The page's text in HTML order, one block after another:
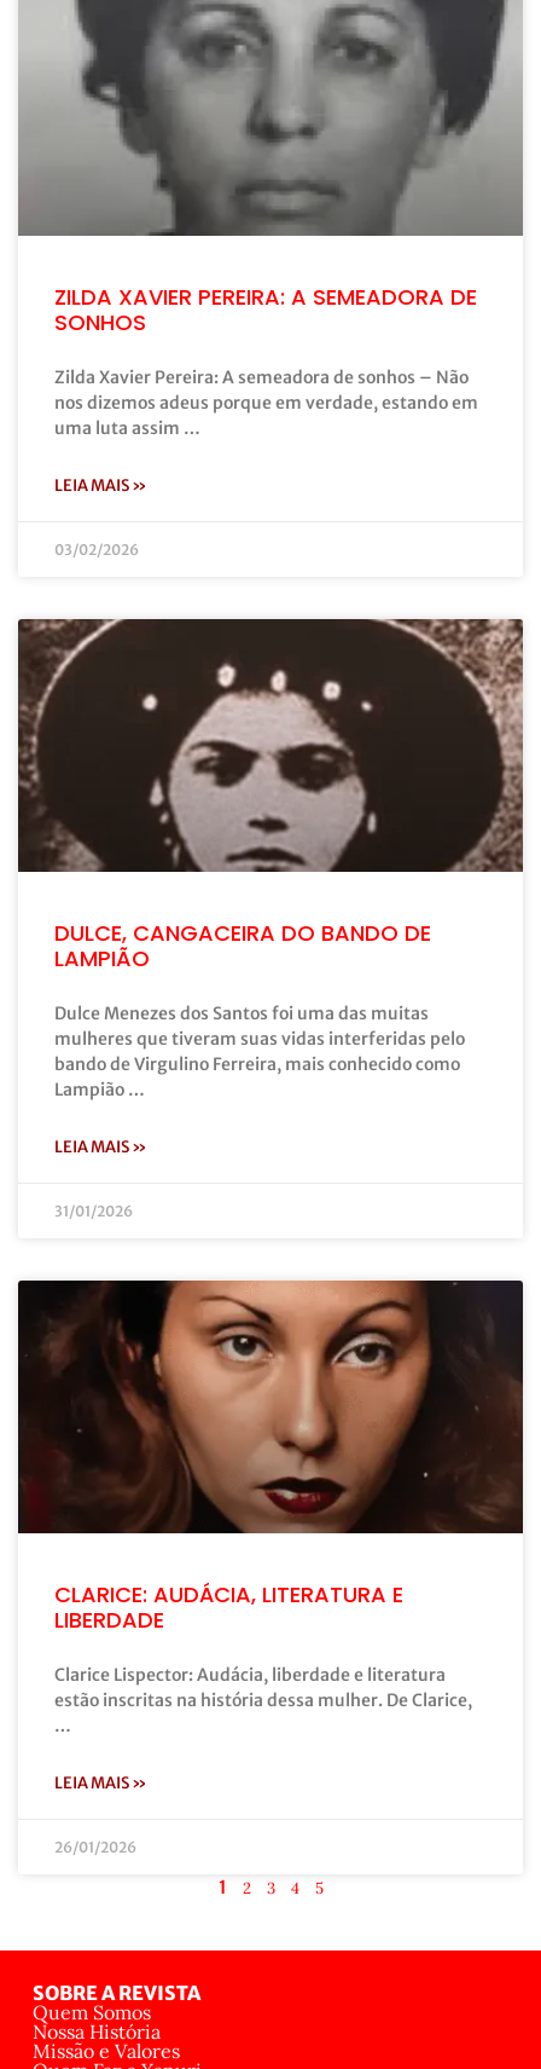
ZILDA XAVIER PEREIRA: A SEMEADORA DE
SONHOS
Zilda Xavier Pereira: A semeadora de sonhos – Não
nos dizemos adeus porque em verdade, estando em
uma luta assim …
LEIA MAIS »
03/02/2026
DULCE, CANGACEIRA DO BANDO DE
LAMPIÃO
Dulce Menezes dos Santos foi uma das muitas
mulheres que tiveram suas vidas interferidas pelo
bando de Virgulino Ferreira, mais conhecido como
Lampião …
LEIA MAIS »
31/01/2026
CLARICE: AUDÁCIA, LITERATURA E
LIBERDADE
Clarice Lispector: Audácia, liberdade e literatura
estão inscritas na história dessa mulher. De Clarice,
…
LEIA MAIS »
26/01/2026
1 2 3 4 5
SOBRE A REVISTA
Quem Somos
Nossa História
Missão e Valores